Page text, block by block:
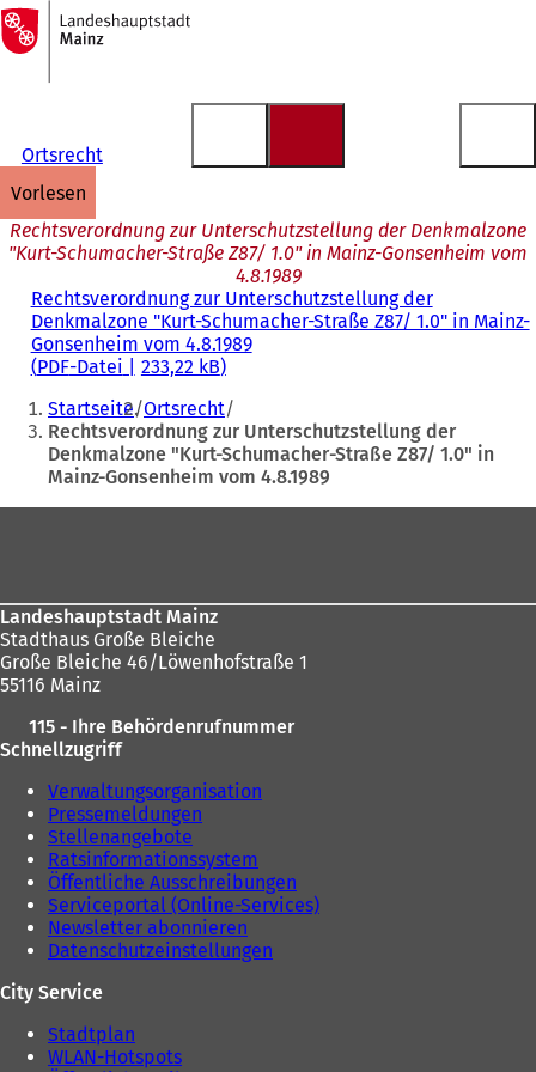
Inhalt anspringen
Zur
Startseite
Ortsrecht
vorlesen
Rechtsverordnung zur Unterschutzstellung der Denkmalzone
"Kurt-Schumacher-Straße Z87/ 1.0" in Mainz-Gonsenheim vom
4.8.1989
Rechtsverordnung zur Unterschutzstellung der
Denkmalzone "Kurt-Schumacher-Straße Z87/ 1.0" in Mainz-
Gonsenheim vom 4.8.1989
PDF-Datei 233,22 kB
Sie
befinden
sich
Startseite Ortsrecht
Rechtsverordnung zur Unterschutzstellung der
Denkmalzone "Kurt-Schumacher-Straße Z87/ 1.0" in
Mainz-Gonsenheim vom 4.8.1989
Landeshauptstadt Mainz
Stadthaus Große Bleiche
Große Bleiche 46/Löwenhofstraße 1
55116 Mainz
115 - Ihre Behördenrufnummer
Schnellzugriff
Verwaltungsorganisation
Pressemeldungen
Stellenangebote
Ratsinformationssystem
Öffentliche Ausschreibungen
Serviceportal (Online-Services)
Newsletter abonnieren
Datenschutzeinstellungen
City Service
Stadtplan
WLAN-Hotspots